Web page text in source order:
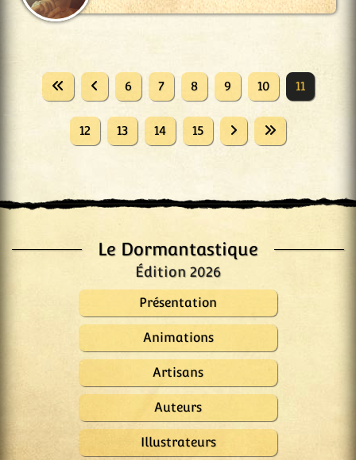
Le Dormantastique
Édition 2026
Présentation
Animations
Artisans
Auteurs
Illustrateurs
6 7 8 9 10 11
12 13 14 15